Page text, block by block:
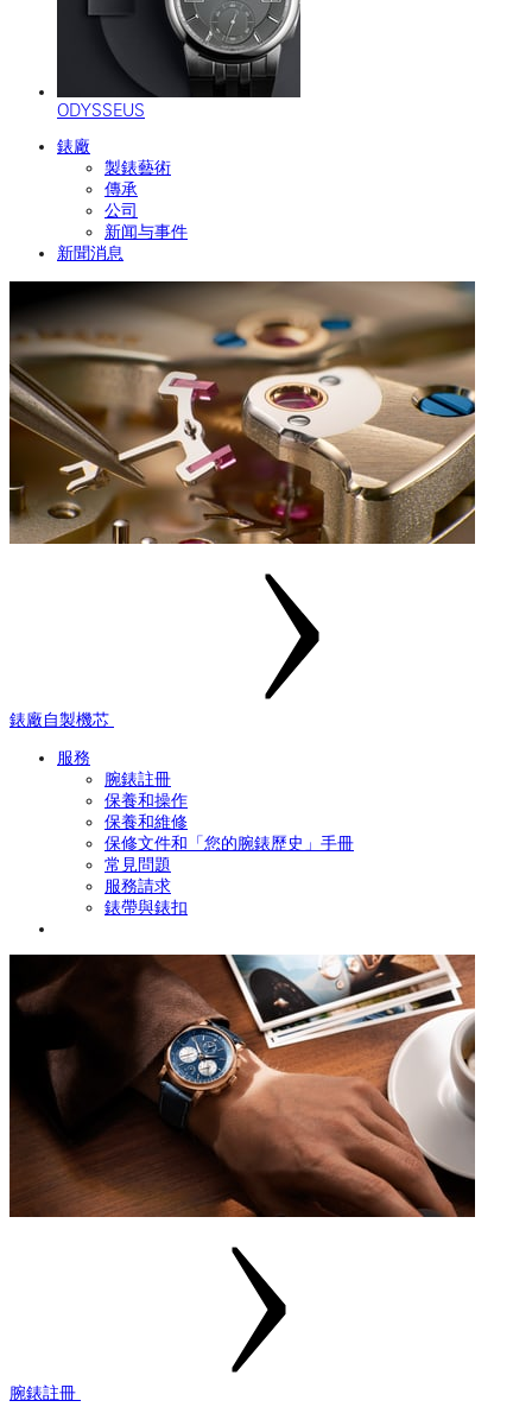
ODYSSEUS
錶廠
製錶藝術
傳承
公司
新闻与事件
新聞消息
錶廠自製機芯
服務
腕錶註冊
保養和操作
保養和維修
保修文件和「您的腕錶歷史」手冊
常見問題
服務請求
錶帶與錶扣
腕錶註冊